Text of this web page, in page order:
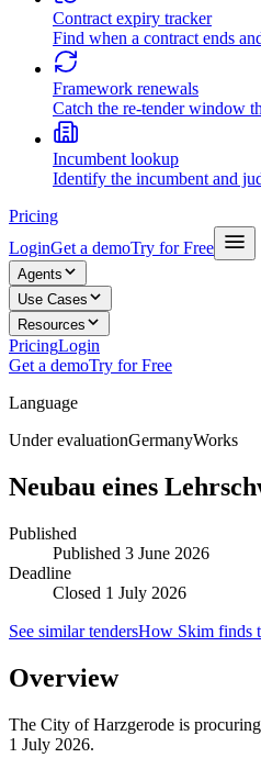
Contract expiry tracker
Find when a contract ends
Framework renewals
Catch the re-tender window
Incumbent lookup
Identify the incumbent and
Pricing
LoginGet a demoTry for Free
Agents
Use Cases
Resources
PricingLogin
Get a demoTry for Free
Language
Under evaluationGermanyWorks
Neubau eines
Published
Published 3 June 2026
Deadline
Closed 1 July 2026
See similar tendersHow Skim finds
Overview
The City of Harzgerode is
1 July 2026.